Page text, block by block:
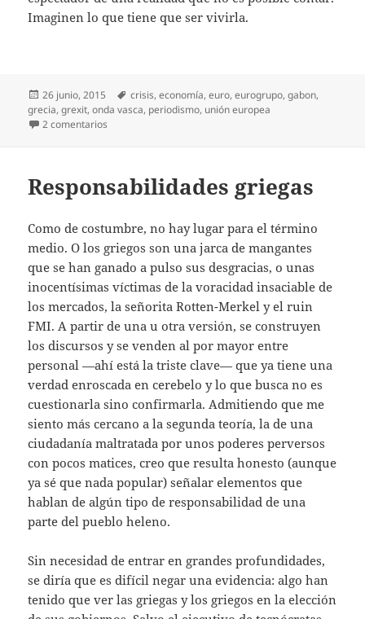
Imaginen lo que tiene que ser vivirla.
Publicado
el
26 junio, 2015 Etiquetas
crisis,economía,euro,eurogrupo,gabon,
grecia,grexit,onda vasca, periodismo, unión europea
2 comentarios
Responsabilidades griegas
Como de costumbre, no hay lugar para el término
medio. O los griegos son una jarca de mangantes
que se han ganado a pulso sus desgracias, o unas
inocentísimas víctimas de la voracidad insaciable de
los mercados, la señorita Rotten-Merkel y el ruin
FMI. A partir de una u otra versión, se construyen
los discursos y se venden al por mayor entre
personal —ahí está la triste clave— que ya tiene una
verdad enroscada en cerebelo y lo que busca no es
cuestionarla sino confirmarla. Admitiendo que me
siento más cercano a la segunda teoría, la de una
ciudadanía maltratada por unos poderes perversos
con pocos matices, creo que resulta honesto (aunque
ya sé que nada popular) señalar elementos que
hablan de algún tipo de responsabilidad de una
parte del pueblo heleno.
Sin necesidad de entrar en grandes profundidades,
se diría que es difícil negar una evidencia: algo han
tenido que ver las griegas y los griegos en la elección